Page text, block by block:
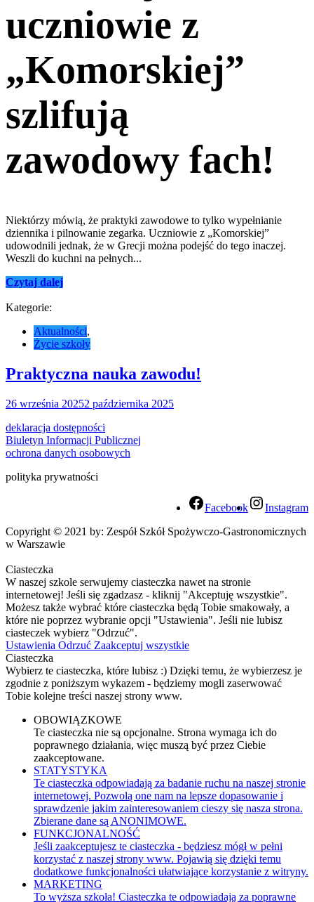
uczniowie z
„Komorskiej”
szlifują
zawodowy fach!
Niektórzy mówią, że praktyki zawodowe to tylko wypełnianie
dziennika i pilnowanie zegarka. Uczniowie z „Komorskiej”
udowodnili jednak, że w Grecji można podejść do tego inaczej.
Weszli do kuchni na pełnych...
Czytaj dalej
Kategorie:
Aktualności,
Życie szkoły
Praktyczna nauka zawodu!
26 września 20252 października 2025
deklaracja dostępności
Biuletyn Informacji Publicznej
ochrona danych osobowych
polityka prywatności
Facebook
Instagram
Copyright © 2021 by: Zespół Szkół Spożywczo-Gastronomicznych
w Warszawie
Ciasteczka
W naszej szkole serwujemy ciasteczka nawet na stronie
internetowej! Jeśli się zgadzasz - kliknij "Akceptuję wszystkie".
Możesz także wybrać które ciasteczka będą Tobie smakowały, a
które nie poprzez wybranie opcji "Ustawienia". Jeśli nie lubisz
ciasteczek wybierz "Odrzuć".
Ustawienia Odrzuć Zaakceptuj wszystkie
Ciasteczka
Wybierz te ciasteczka, które lubisz :) Dzięki temu, że wybierzesz je
zgodnie z poniższym wykazem - będziemy mogli zaserwować
Tobie kolejne treści naszej strony www.
OBOWIĄZKOWE
Te ciasteczka nie są opcjonalne. Strona wymaga ich do
poprawnego działania, więc muszą być przez Ciebie
zaakceptowane.
STATYSTYKA
Te ciasteczka odpowiadają za badanie ruchu na naszej stronie
internetowej. Pozwolą one nam na lepsze dopasowanie i
sprawdzenie jakim zainteresowaniem cieszy się nasza strona.
Zbierane dane są ANONIMOWE.
FUNKCJONALNOŚĆ
Jeśli zaakceptujesz te ciasteczka - będziesz mógł w pełni
korzystać z naszej strony www. Pojawią się dzięki temu
dodatkowe funkcjonalności ułatwiające korzystanie z witryny.
MARKETING
To wyższa szkoła! Ciasteczka te odpowiadają za poprawne